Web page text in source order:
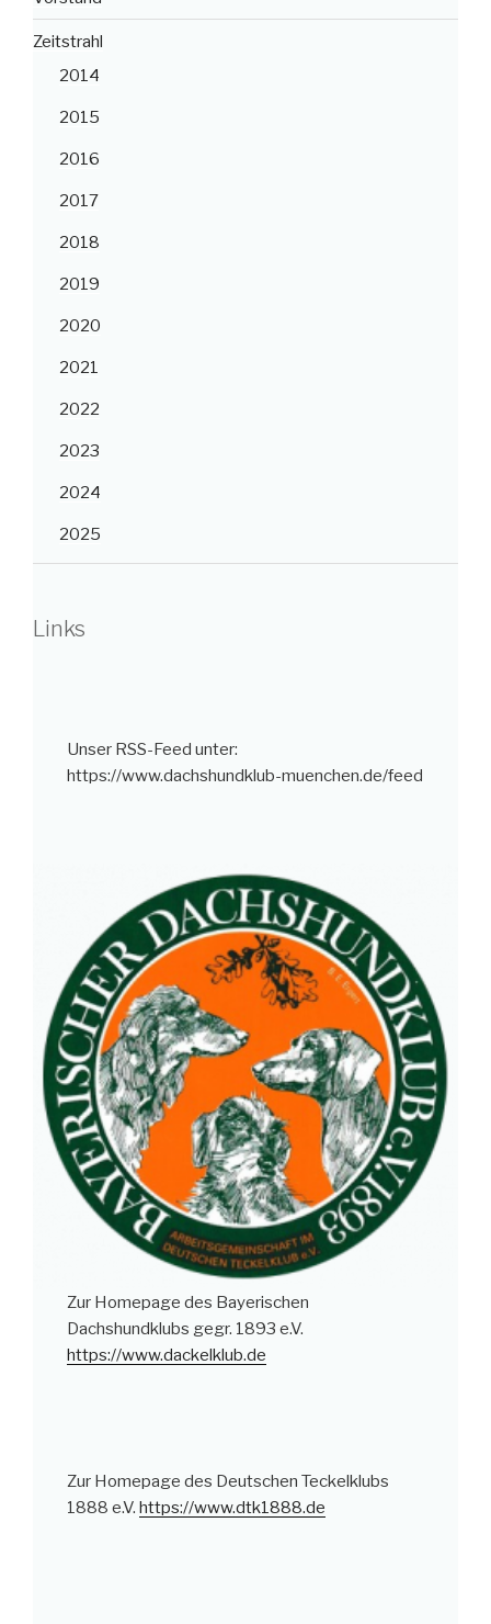
Zeitstrahl
2014
2015
2016
2017
2018
2019
2020
2021
2022
2023
2024
2025
Links
Unser RSS-Feed unter:
https://www.dachshundklub-muenchen.de/feed
Zur Homepage des Bayerischen
Dachshundklubs gegr. 1893 e.V.
https://www.dackelklub.de
Zur Homepage des Deutschen Teckelklubs
1888 e.V. https://www.dtk1888.de